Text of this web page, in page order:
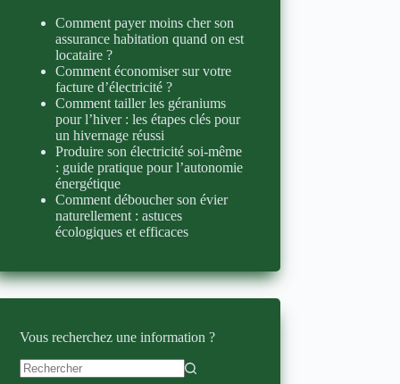
Comment payer moins cher son
assurance habitation quand on est
locataire ?
Comment économiser sur votre
facture d’électricité ?
Comment tailler les géraniums
pour l’hiver : les étapes clés pour
un hivernage réussi
Produire son électricité soi-même
: guide pratique pour l’autonomie
énergétique
Comment déboucher son évier
naturellement : astuces
écologiques et efficaces
Vous recherchez une information ?